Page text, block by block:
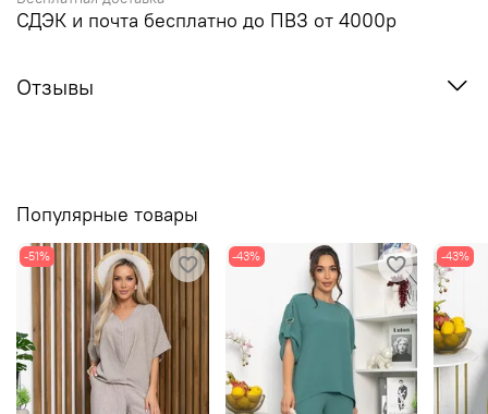
СДЭК и почта бесплатно до ПВЗ от 4000р
Отзывы
Популярные товары
-51% -43% -43%